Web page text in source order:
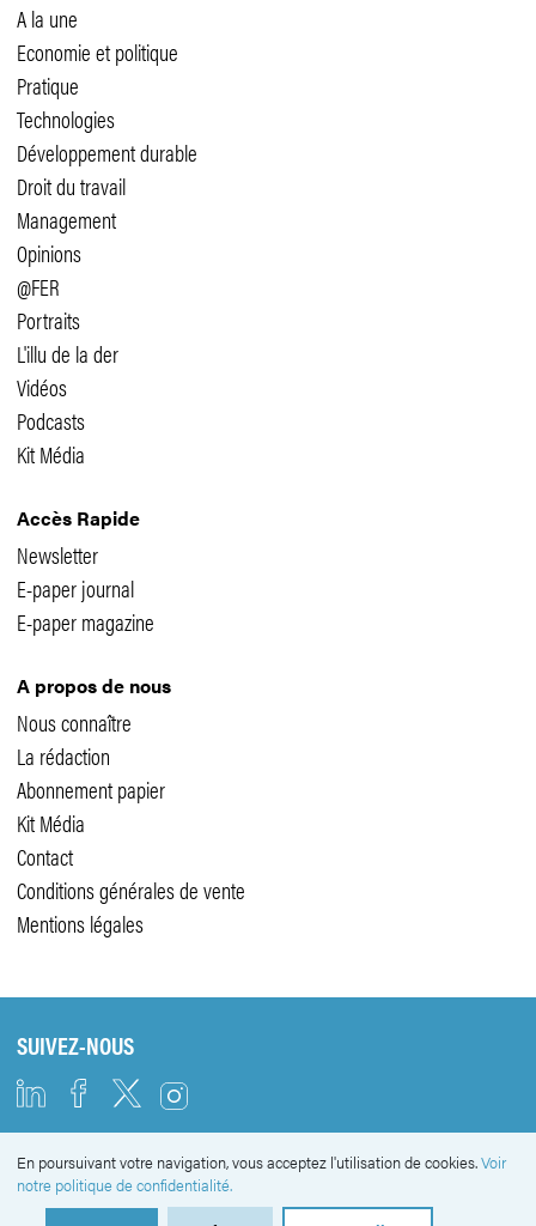
A la une
Economie et politique
Pratique
Technologies
Développement durable
Droit du travail
Management
Opinions
@FER
Portraits
L'illu de la der
Vidéos
Podcasts
Kit Média
Accès Rapide
Newsletter
E-paper journal
E-paper magazine
A propos de nous
Nous connaître
La rédaction
Abonnement papier
Kit Média
Contact
Conditions générales de vente
Mentions légales
SUIVEZ-NOUS
NEWSLETTER
En poursuivant votre navigation, vous acceptez l'utilisation de cookies.Voir
notre politique de confidentialité.